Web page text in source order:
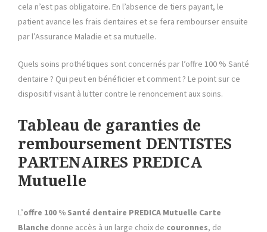
cela n’est pas obligatoire. En l’absence de tiers payant, le
patient avance les frais dentaires et se fera rembourser ensuite
par l’Assurance Maladie et sa mutuelle.
Quels soins prothétiques sont concernés par l’offre 100 % Santé
dentaire ? Qui peut en bénéficier et comment ? Le point sur ce
dispositif visant à lutter contre le renoncement aux soins.
Tableau de garanties de
remboursement DENTISTES
PARTENAIRES PREDICA
Mutuelle
L’offre 100 % Santé dentaire PREDICA Mutuelle Carte
Blanche donne accès à un large choix de couronnes, de